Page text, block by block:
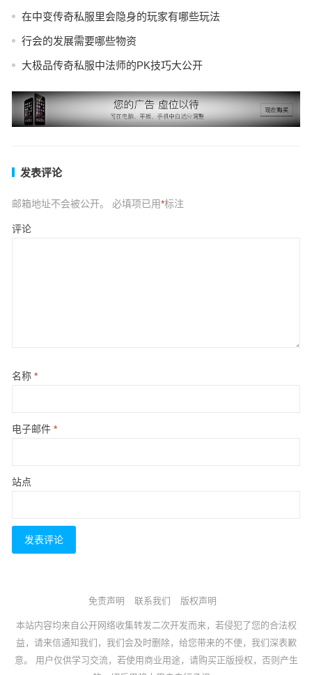
在中变传奇私服里会隐身的玩家有哪些玩法
行会的发展需要哪些物资
大极品传奇私服中法师的PK技巧大公开
发表评论
邮箱地址不会被公开。 必填项已用*标注
评论
名称 *
电子邮件 *
站点
免责声明 联系我们 版权声明
本站内容均来自公开网络收集转发二次开发而来，若侵犯了您的合法权
益，请来信通知我们，我们会及时删除，给您带来的不便，我们深表歉
意。 用户仅供学习交流，若使用商业用途，请购买正版授权，否则产生